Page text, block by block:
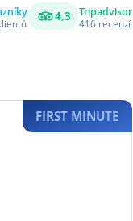
4,3 Tripadvisor
416 recenzí
FIRST MINUTE